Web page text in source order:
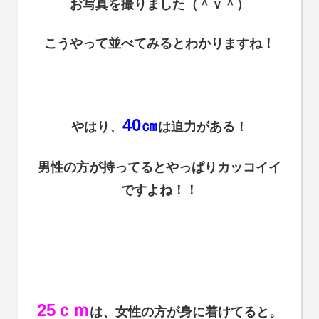
お写真を撮りました（＾ｖ＾）
こうやって並べてみるとわかりますね！
やはり、 40㎝は迫力がある！
男性の方が持ってるとやっぱりカッコイイ
ですよね！！
25ｃｍは、女性の方が身に着けてると。